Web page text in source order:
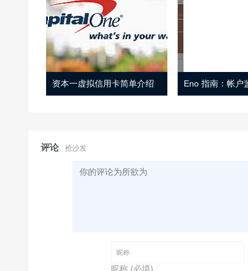
资本一虚拟信用卡简单介绍
评论 抢沙发
昵称 (必填)